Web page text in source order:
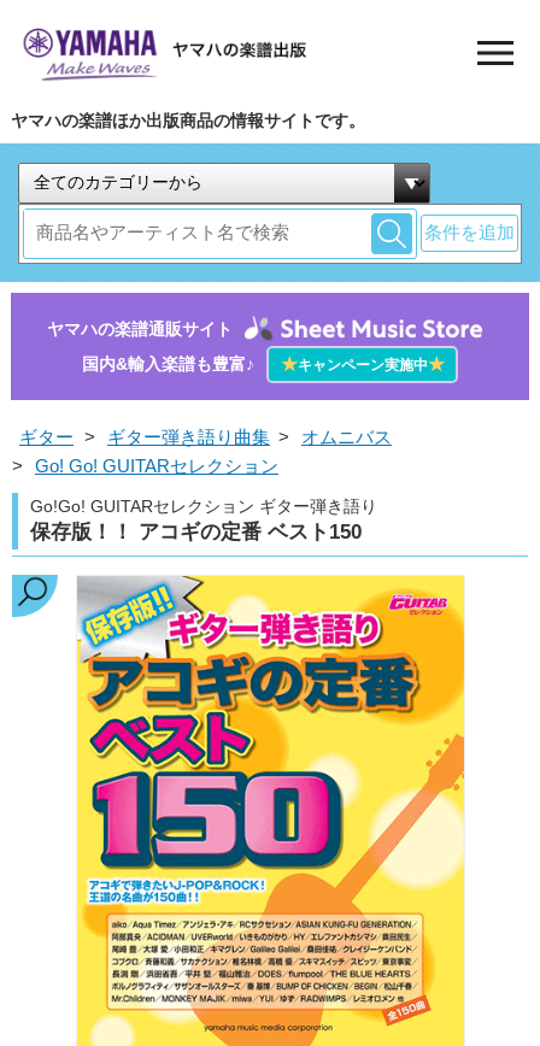
ヤマハの楽譜ほか出版商品の情報サイトです。
条件を追加
ヤマハの楽譜通販サイト
国内&輸入楽譜も豊富♪
★キャンペーン実施中★
ギター > ギター弾き語り曲集 >
オムニバス
>
Go! Go! GUITARセレクション
Go!Go! GUITARセレクション ギター弾き語り
保存版！！ アコギの定番 ベスト150